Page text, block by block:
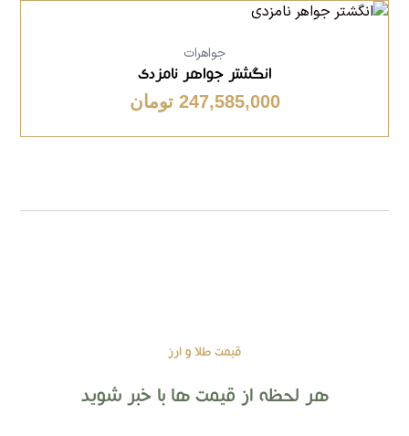
جواهرات
انگشتر جواهر نامزدی
247,585,000 تومان
قیمت طلا و ارز
هر لحظه از قیمت ها با خبر شوید